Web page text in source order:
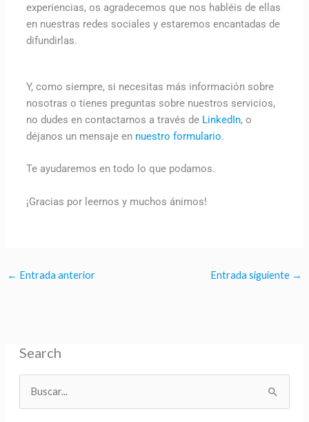
experiencias, os agradecemos que nos habléis de ellas
en nuestras redes sociales y estaremos encantadas de
difundirlas.
Y, como siempre, si necesitas más información sobre
nosotras o tienes preguntas sobre nuestros servicios,
no dudes en contactarnos a través de LinkedIn, o
déjanos un mensaje en nuestro formulario.
Te ayudaremos en todo lo que podamos.
¡Gracias por leernos y muchos ánimos!
← Entrada anterior Entrada siguiente →
Search